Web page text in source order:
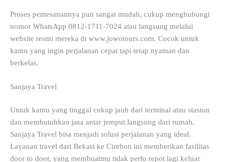
Proses pemesanannya pun sangat mudah, cukup menghubungi
nomor WhatsApp 0812-1711-7024 atau langsung melalui
website resmi mereka di www.jowotours.com. Cocok untuk
kamu yang ingin perjalanan cepat tapi tetap nyaman dan
berkelas.
Sanjaya Travel
Untuk kamu yang tinggal cukup jauh dari terminal atau stasiun
dan membutuhkan jasa antar jemput langsung dari rumah,
Sanjaya Travel bisa menjadi solusi perjalanan yang ideal.
Layanan travel dari Bekasi ke Cirebon ini memberikan fasilitas
door to door, yang membuatmu tidak perlu repot lagi keluar